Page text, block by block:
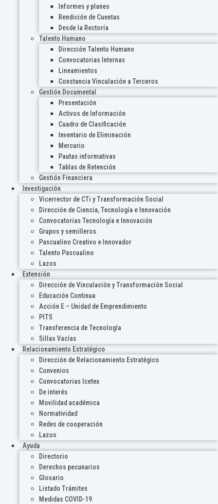
Informes y planes
Rendición de Cuentas
Desde la Rectoría
Talento Humano
Dirección Talento Humano
Convocatorias Internas
Lineamientos
Constancia Vinculación a Terceros
Gestión Documental
Presentación
Activos de Información
Cuadro de Clasificación
Inventario de Eliminación
Mercurio
Pautas informativas
Tablas de Retención
Gestión Financiera
Investigación
Vicerrector de CTi y Transformación Social
Dirección de Ciencia, Tecnología e Innovación
Convocatorias Tecnología e Innovación
Grupos y semilleros
Pascualino Creativo e Innovador
Talento Pascualino
Lazos
Extensión
Dirección de Vinculación y Transformación Social
Educación Continua
Acción E – Unidad de Emprendimiento
PITS
Transferencia de Tecnología
Sillas Vacías
Relacionamiento Estratégico
Dirección de Relacionamiento Estratégico
Convenios
Convocatorias Icetex
De interés
Movilidad académica
Normatividad
Redes de cooperación
Lazos
Ayuda
Directorio
Derechos pecunarios
Glosario
Listado Trámites
Medidas COVID-19